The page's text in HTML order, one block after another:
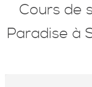
Cours de
Paradise à